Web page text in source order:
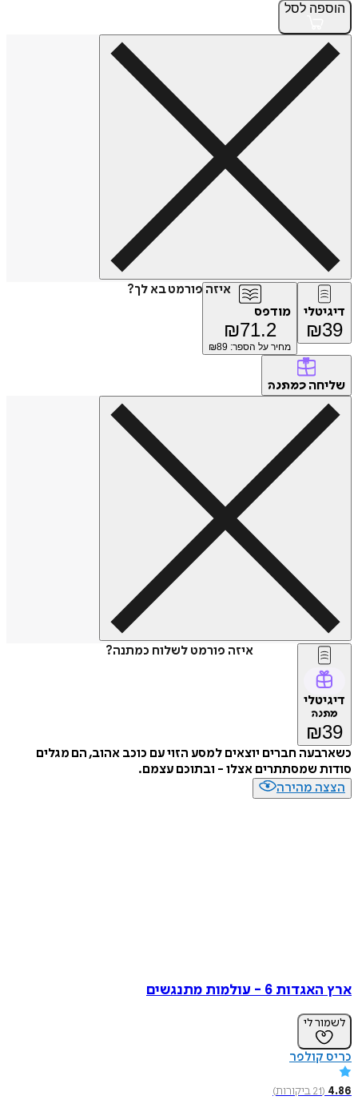
הוספה לסל
איזה פורמט בא לך?
דיגיטלי
₪39
מודפס
₪71.2
מחיר על הספר: ₪ 89
שליחה כמתנה
איזה פורמט לשלוח כמתנה?
דיגיטלי
מתנה
₪39
כשארבעה חברים יוצאים למסע הזוי עם כוכב אהוב, הם מגלים
סודות שמסתתרים אצלו - ובתוכם עצמם.
הצצה מהירה
ארץ האגדות 6 - עולמות מתנגשים
לשמור לי
כריס קולפר
4.86
(
21ביקורות)